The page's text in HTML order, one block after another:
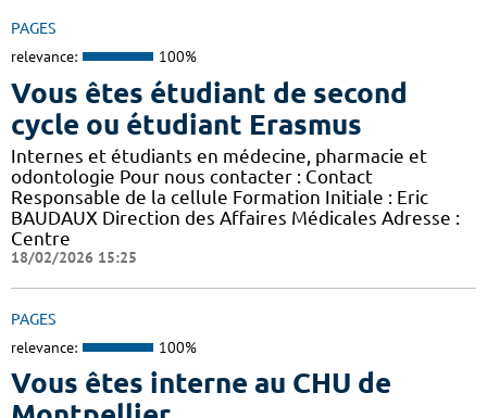
PAGES
relevance: 100%
Vous êtes étudiant de second
cycle ou étudiant Erasmus
Internes et étudiants en médecine, pharmacie et
odontologie Pour nous contacter : Contact
Responsable de la cellule Formation Initiale : Eric
BAUDAUX Direction des Affaires Médicales Adresse :
Centre
18/02/2026 15:25
PAGES
relevance: 100%
Vous êtes interne au CHU de